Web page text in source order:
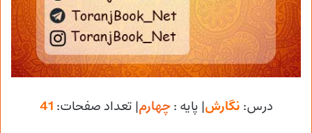
درس: نگارش| پایه :چهارم| تعداد صفحات: